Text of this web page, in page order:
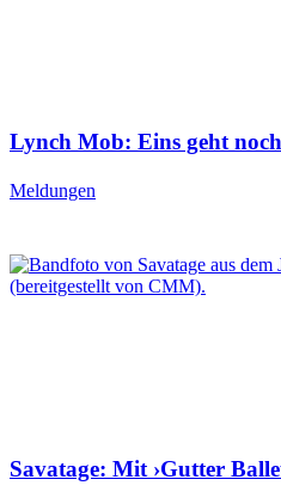
Lynch Mob: Eins geht noch
Meldungen
Savatage: Mit ›Gutter